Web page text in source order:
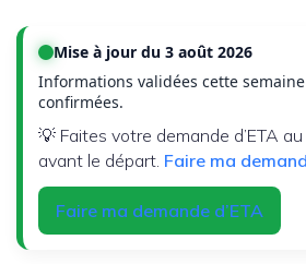
Mise à jour du 3 août 2026
Informations validées cette
confirmées.
💡 Faites votre demande d’ETA
avant le départ. Faire ma
Faire ma demande d’ETA